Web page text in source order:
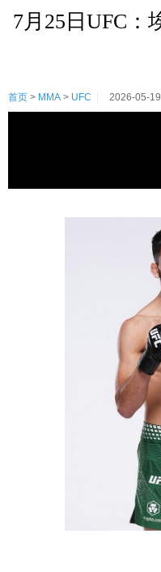
7月25日UFC：
首页 > MMA > UFC 2026-05-19